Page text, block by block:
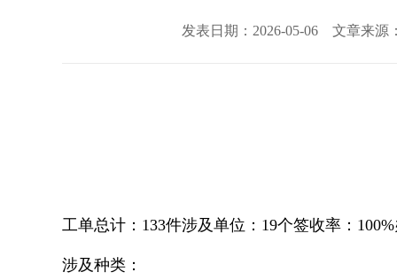
发表日期：2026-05-06 文章来源
工单总计：133件涉及单位：19个签收率：100%
涉及种类：